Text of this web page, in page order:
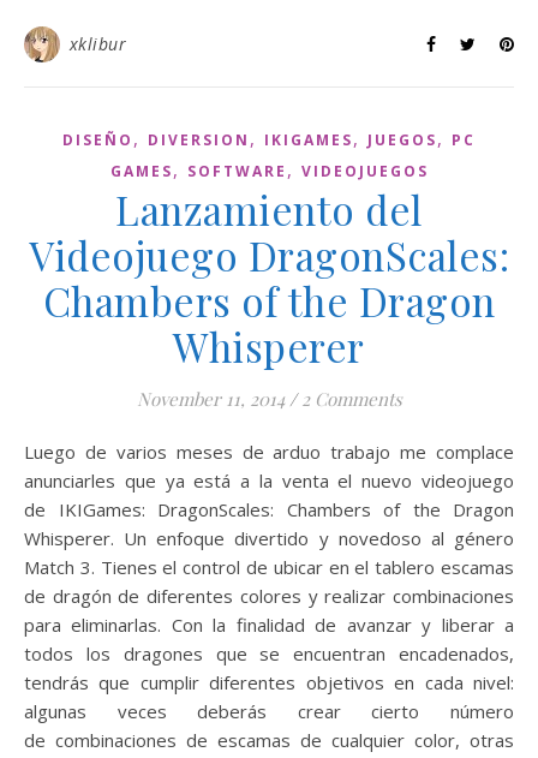
xklibur
DISEÑO , DIVERSION , IKIGAMES, JUEGOS, PC
GAMES, SOFTWARE , VIDEOJUEGOS
Lanzamiento del
Videojuego DragonScales:
Chambers of the Dragon
Whisperer
November 11, 2014 / 2 Comments
Luego de varios meses de arduo trabajo me complace
anunciarles que ya está a la venta el nuevo videojuego
de IKIGames: DragonScales: Chambers of the Dragon
Whisperer. Un enfoque divertido y novedoso al género
Match 3. Tienes el control de ubicar en el tablero escamas
de dragón de diferentes colores y realizar combinaciones
para eliminarlas. Con la finalidad de avanzar y liberar a
todos los dragones que se encuentran encadenados,
tendrás que cumplir diferentes objetivos en cada nivel:
algunas veces deberás crear cierto número
de combinaciones de escamas de cualquier color, otras